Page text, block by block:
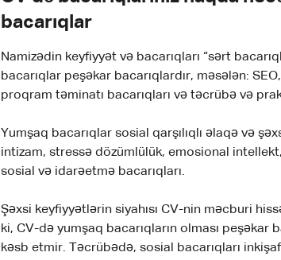
bacarıqlar
Namizədin keyfiyyət və bacarıqları “sərt
bacarıqlar peşəkar bacarıqlardır, məsələn:
proqram təminatı bacarıqları və təcrübə və
Yumşaq bacarıqlar sosial qarşılıqlı əlaqə və
intizam, stressə dözümlülük, emosional
sosial və idarəetmə bacarıqları.
Şəxsi keyfiyyətlərin siyahısı CV-nin məcburi
ki, CV-də yumşaq bacarıqların olması peşəkar
kəsb etmir. Təcrübədə, sosial bacarıqları